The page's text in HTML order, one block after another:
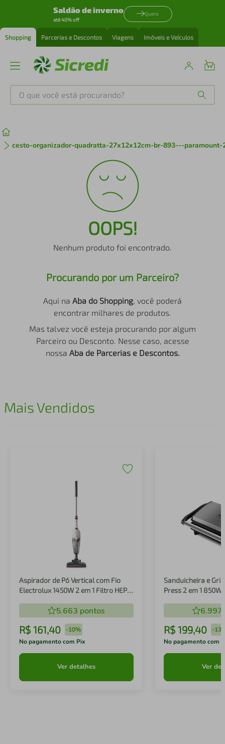
Saldão de inverno
até 40% off
Quero
Shopping Parcerias e Descontos Viagens Imóveis e Veículos
O que você está procurando?
cesto-organizador-quadratta-27x12x12cm-br-893---paramount-
OOPS!
Nenhum produto foi encontrado.
Procurando por um Parceiro?
Aqui na Aba do Shopping, você poderá
encontrar milhares de produtos.
Mas talvez você esteja procurando por algum
Parceiro ou Desconto. Nesse caso, acesse
nossa Aba de Parcerias e Descontos.
Mais Vendidos
Aspirador de Pó Vertical com Fio
Electrolux 1450W 2 em 1 Filtro HEPA
5.663 pontos
R$ 161,40 -10%
No pagamento com Pix
Ver detalhes
Sanduicheira e
Press 2 em 1 850W
6.997
R$ 199,40 -
No pagamento com
Ver
tenis
iphone